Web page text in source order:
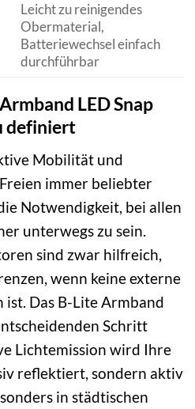
Leicht zu reinigendes
Obermaterial,
Batteriewechsel einfach
durchführbar
LED Snap
definiert
Mobilität und
immer beliebter
Notwendigkeit, bei allen
unterwegs zu sein.
sind zwar hilfreich,
wenn keine externe
Das B-Lite Armband
Schritt
Lichtemission wird Ihre
reflektiert, sondern aktiv
in städtischen